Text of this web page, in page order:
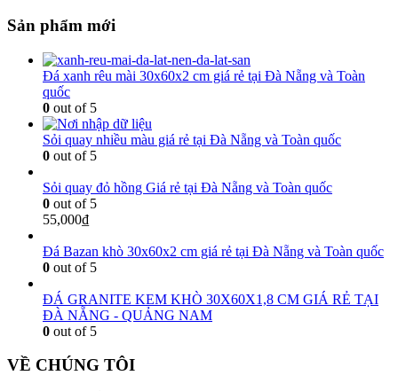
Sản phẩm mới
Đá xanh rêu mài 30x60x2 cm giá rẻ tại Đà Nẵng và Toàn
quốc
0 out of 5
Sỏi quay nhiều màu giá rẻ tại Đà Nẵng và Toàn quốc
0 out of 5
Sỏi quay đỏ hồng Giá rẻ tại Đà Nẵng và Toàn quốc
0 out of 5
55,000₫
Đá Bazan khò 30x60x2 cm giá rẻ tại Đà Nẵng và Toàn quốc
0 out of 5
ĐÁ GRANITE KEM KHÒ 30X60X1,8 CM GIÁ RẺ TẠI
ĐÀ NẴNG - QUẢNG NAM
0 out of 5
VỀ CHÚNG TÔI